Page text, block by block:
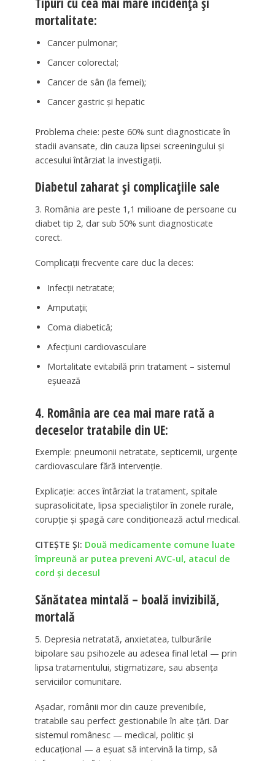
mortalitate:
Cancer pulmonar;
Cancer colorectal;
Cancer de sân (la femei);
Cancer gastric și hepatic
Problema cheie: peste 60% sunt diagnosticate în
stadii avansate, din cauza lipsei screeningului și
accesului întârziat la investigații.
Diabetul zaharat și complicațiile sale
3. România are peste 1,1 milioane de persoane cu
diabet tip 2, dar sub 50% sunt diagnosticate
corect.
Complicații frecvente care duc la deces:
Infecții netratate;
Amputații;
Coma diabetică;
Afecțiuni cardiovasculare
Mortalitate evitabilă prin tratament – sistemul
eșuează
4. România are cea mai mare rată a
deceselor tratabile din UE:
Exemple: pneumonii netratate, septicemii, urgențe
cardiovasculare fără intervenție.
Explicație: acces întârziat la tratament, spitale
suprasolicitate, lipsa specialiștilor în zonele rurale,
corupție și șpagă care condiționează actul medical.
CITEȘTE ȘI: Două medicamente comune luate
împreună ar putea preveni AVC-ul, atacul de
cord și decesul
Sănătatea mintală – boală invizibilă,
mortală
5. Depresia netratată, anxietatea, tulburările
bipolare sau psihozele au adesea final letal — prin
lipsa tratamentului, stigmatizare, sau absența
serviciilor comunitare.
Așadar, românii mor din cauze prevenibile,
tratabile sau perfect gestionabile în alte țări. Dar
sistemul românesc — medical, politic și
educațional — a eșuat să intervină la timp, să